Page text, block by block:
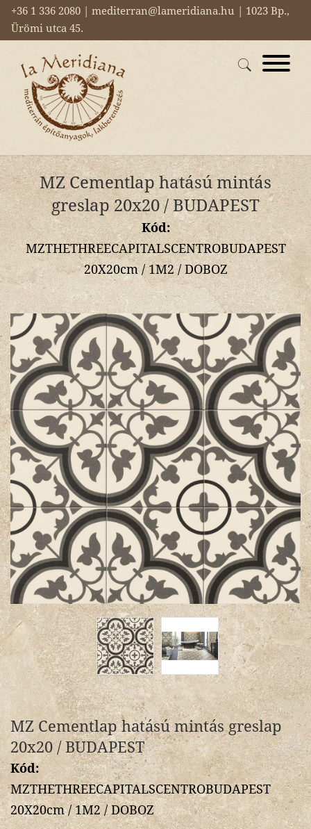
+36 1 336 2080 | mediterran@lameridiana.hu | 1023 Bp.,
Ürömi utca 45.
MZ Cementlap hatású mintás
greslap 20x20 / BUDAPEST
Kód:
MZTHETHREECAPITALSCENTROBUDAPEST
20X20cm / 1M2 / DOBOZ
MZ Cementlap hatású mintás greslap
20x20 / BUDAPEST
Kód:
MZTHETHREECAPITALSCENTROBUDAPEST
20X20cm / 1M2 / DOBOZ